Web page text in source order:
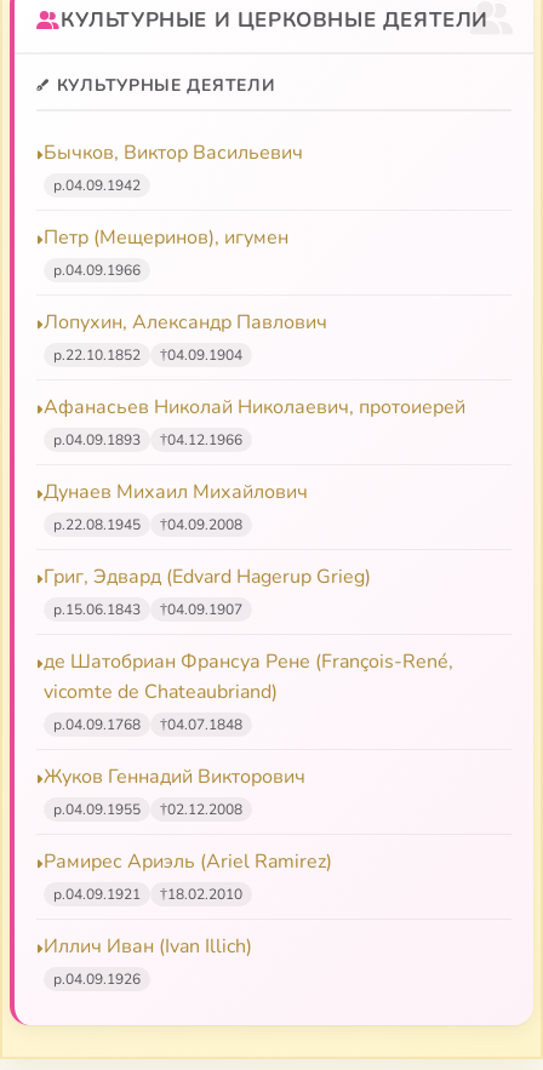
КУЛЬТУРНЫЕ И ЦЕРКОВНЫЕ ДЕЯТЕЛИ
КУЛЬТУРНЫЕ ДЕЯТЕЛИ
Бычков, Виктор Васильевич
р.04.09.1942
Петр (Мещеринов), игумен
р.04.09.1966
Лопухин, Александр Павлович
р.22.10.1852 †04.09.1904
Афанасьев Николай Николаевич, протоиерей
р.04.09.1893 †04.12.1966
Дунаев Михаил Михайлович
р.22.08.1945 †04.09.2008
Григ, Эдвард (Edvard Hagerup Grieg)
р.15.06.1843 †04.09.1907
де Шатобриан Франсуа Рене (François-René,
vicomte de Chateaubriand)
р.04.09.1768 †04.07.1848
Жуков Геннадий Викторович
р.04.09.1955 †02.12.2008
Рамирес Ариэль (Ariel Ramirez)
р.04.09.1921 †18.02.2010
Иллич Иван (Ivan Illich)
р.04.09.1926